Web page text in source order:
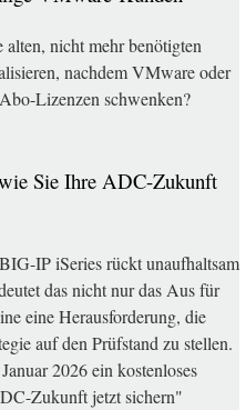
nicht mehr benötigten
nachdem VMware oder
Lizenzen schwenken?
Sie Ihre ADC-Zukunft
IP iSeries rückt unaufhaltsam
das nicht nur das Aus für
eine Herausforderung, die
auf den Prüfstand zu stellen.
2026 ein kostenloses
Zukunft jetzt sichern"